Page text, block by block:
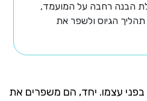
הבנה רחבה על המועמד,
הגיוס ולשפר את
עצמו. יחד, הם משפרים את